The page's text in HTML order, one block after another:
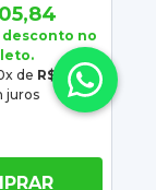
desconto no
de R$ 10,58
juros